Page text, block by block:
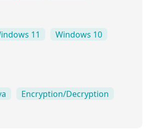
11
Windows 10
Encryption/Decryption